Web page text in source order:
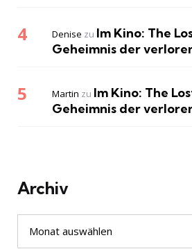
Denise zu Im Kino: The
Geheimnis der
Martin zu Im Kino: The
Geheimnis der
Archiv
Archiv